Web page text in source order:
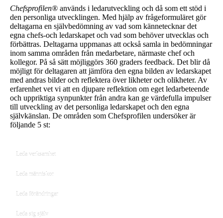
Chefsprofilen® används i ledarutveckling och då som ett stöd i
den personliga utvecklingen. Med hjälp av frågeformuläret gör
deltagarna en självbedömning av vad som kännetecknar det
egna chefs-och ledarskapet och vad som behöver utvecklas och
förbättras. Deltagarna uppmanas att också samla in bedömningar
inom samma områden från medarbetare, närmaste chef och
kollegor. På så sätt möjliggörs 360 graders feedback. Det blir då
möjligt för deltagaren att jämföra den egna bilden av ledarskapet
med andras bilder och reflektera över likheter och olikheter. Av
erfarenhet vet vi att en djupare reflektion om eget ledarbeteende
och uppriktiga synpunkter från andra kan ge värdefulla impulser
till utveckling av det personliga ledarskapet och den egna
självkänslan. De områden som Chefsprofilen undersöker är
följande 5 st:
Leda verksamhet
Leda människor
Leda förändringar
Leda sig själv